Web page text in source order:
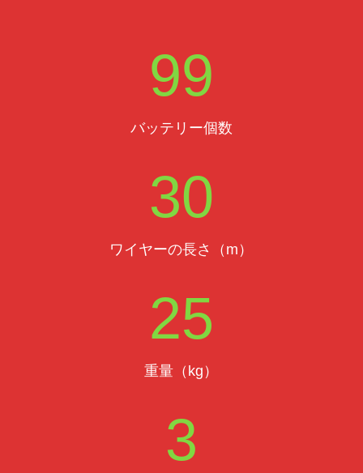
99
バッテリー個数
30
ワイヤーの長さ（m）
25
重量（kg）
3